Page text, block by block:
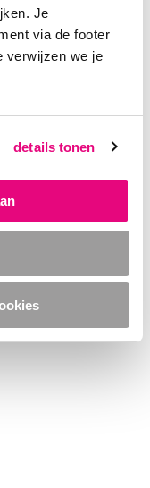
Je
via de footer
verwijzen we je
details tonen
occurred (see the